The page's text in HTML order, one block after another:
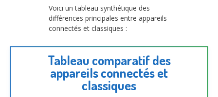
Voici un tableau synthétique des
différences principales entre appareils
connectés et classiques :
Tableau comparatif des
appareils connectés et
classiques